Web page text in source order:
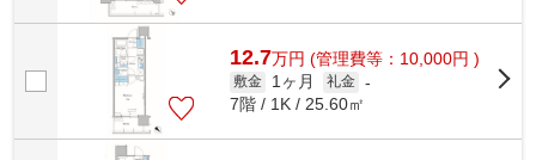
12.7万円 (管理費等：10,000円 )
敷金 1ヶ月 礼金 -
7階 / 1K / 25.60㎡